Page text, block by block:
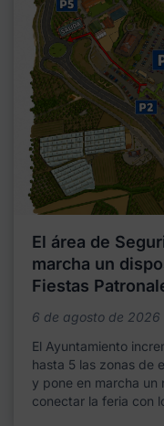
El área de
marcha un
Fiestas
6 de agosto de 2026
El Ayuntamiento
hasta 5 las zonas de
y pone en marcha un
conectar la feria con